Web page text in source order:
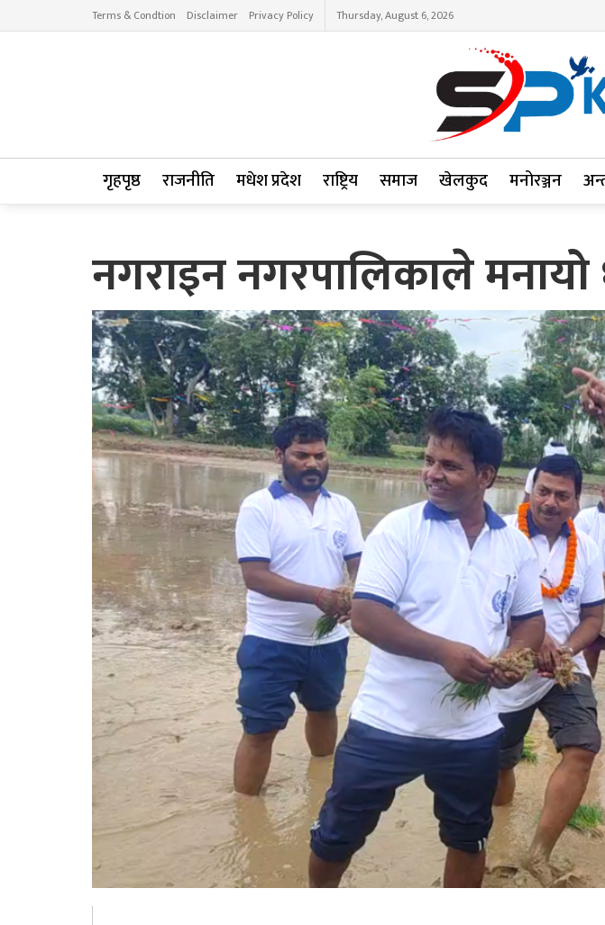
Terms & Condtion Disclaimer Privacy Policy Thursday, August 6, 2026
गृहपृष्ठ राजनीति मधेश प्रदेश राष्ट्रिय समाज खेलकुद मनोरञ्जन
नगराइन नगरपालिकाले